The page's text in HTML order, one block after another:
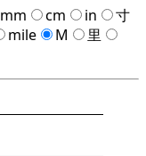
mm cm in
寸
mile M
里